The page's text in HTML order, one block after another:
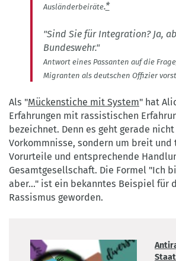
Ausländerbeiräte.*
"Sind Sie für Integration? Ja,
Bundeswehr."
Antwort eines Passanten auf die
Migranten als deutschen Offizier
Als "Mückenstiche mit System" hat
Erfahrungen mit rassistischen
bezeichnet. Denn es geht gerade
Vorkommnisse, sondern um breit und
Vorurteile und entsprechende
Gesamtgesellschaft. Die Formel "Ich
aber..." ist ein bekanntes Beispiel für
Rassismus geworden.